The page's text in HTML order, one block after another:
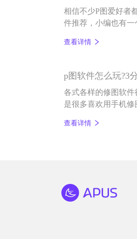
相信不少P图爱好者
件推荐，小编也有
查看详情
p图软件怎么玩?3
各式各样的修图软
是很多喜欢用手机
查看详情